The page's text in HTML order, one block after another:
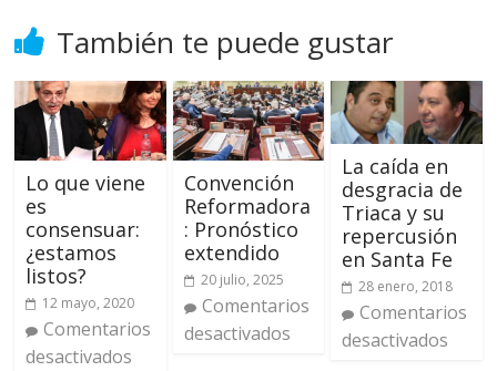
También te puede gustar
Lo que viene
es
consensuar:
¿estamos
listos?
12 mayo, 2020
Comentarios
desactivados
Convención
Reformadora
: Pronóstico
extendido
20 julio, 2025
Comentarios
desactivados
La caída en
desgracia de
Triaca y su
repercusión
en Santa Fe
28 enero, 2018
Comentarios
desactivados